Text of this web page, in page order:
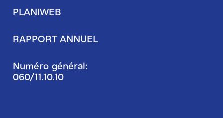
PLANIWEB
RAPPORT ANNUEL
Numéro général:
060/11.10.10